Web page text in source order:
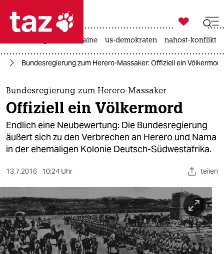
 taz zahl ich
taz zahl ich
themen
politik
öko
gesellschaft
sport
berlin
nord

taz zahl ich
krieg in der ukraine us-demokraten nahost-konflikt
Bundesregierung zum Herero-Massaker: Offiziell ein Völkermord
Bundesregierung zum Herero-Massaker
Offiziell ein Völkermord
Endlich eine Neubewertung: Die Bundesregierung
äußert sich zu den Verbrechen an Herero und Nama
in der ehemaligen Kolonie Deutsch-Südwestafrika.
13.7.2016 10:24 Uhr teilen